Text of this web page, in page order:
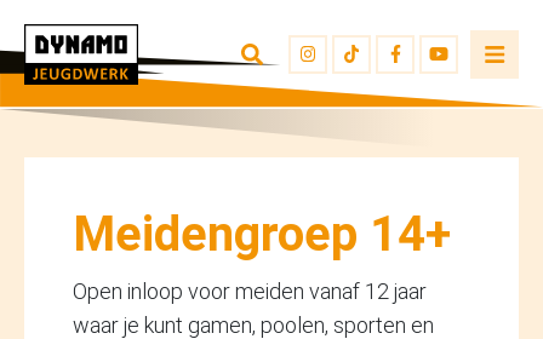
INSCHRIJVEN JEUGDWERKERS
Meidengroep 14+
Open inloop voor meiden vanaf 12 jaar
waar je kunt gamen, poolen, sporten en